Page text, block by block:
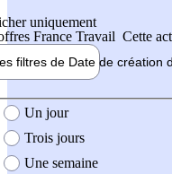
uniquement
France Travail Cette
filtres de Date de création
création de l'offre
Un jour
Trois jours
Une semaine